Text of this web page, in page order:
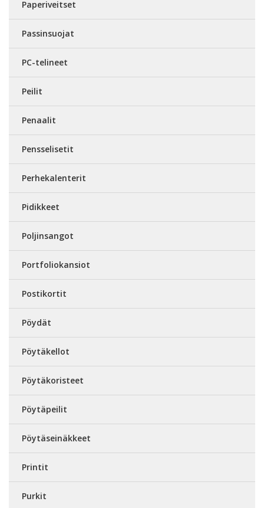
Paperiveitset
Passinsuojat
PC-telineet
Peilit
Penaalit
Pensselisetit
Perhekalenterit
Pidikkeet
Poljinsangot
Portfoliokansiot
Postikortit
Pöydät
Pöytäkellot
Pöytäkoristeet
Pöytäpeilit
Pöytäseinäkkeet
Printit
Purkit